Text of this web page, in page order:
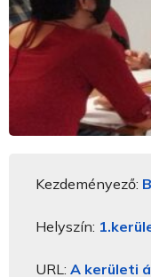
Kezdeményező:
Helyszín:
URL: A kerületi